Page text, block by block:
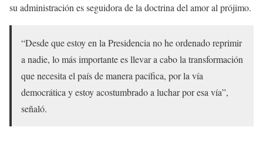
su administración es seguidora de la doctrina del amor al prójimo.
“Desde que estoy en la Presidencia no he ordenado reprimir
a nadie, lo más importante es llevar a cabo la transformación
que necesita el país de manera pacífica, por la vía
democrática y estoy acostumbrado a luchar por esa vía”,
señaló.